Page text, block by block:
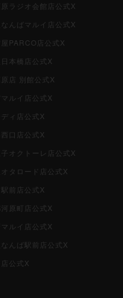
ラジオ会館店公式X
んばマルイ店公式X
PARCO店公式X
本橋店公式X
店 別館公式X
ルイ店公式X
ィ店公式X
口店公式X
オクトーレ店公式X
タロード店公式X
前店公式X
原町店公式X
ルイ店公式X
んば駅前店公式X
公式X